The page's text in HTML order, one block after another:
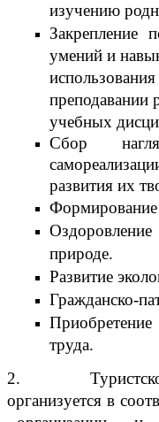
изучению
Закрепление
умений и
преподавании
учебных
Сбор
развития их
Формирование
природе.
Развитие
Гражданско-
труда.
2. Туристско-
организуется в